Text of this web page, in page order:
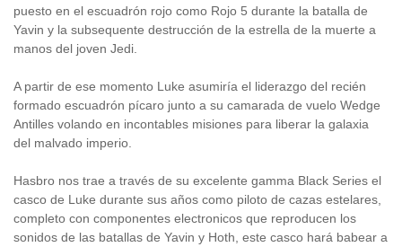
puesto en el escuadrón rojo como Rojo 5 durante la batalla de
Yavin y la subsequente destrucción de la estrella de la muerte a
manos del joven Jedi.
A partir de ese momento Luke asumiría el liderazgo del recién
formado escuadrón pícaro junto a su camarada de vuelo Wedge
Antilles volando en incontables misiones para liberar la galaxia
del malvado imperio.
Hasbro nos trae a través de su excelente gamma Black Series el
casco de Luke durante sus años como piloto de cazas estelares,
completo con componentes electronicos que reproducen los
sonidos de las batallas de Yavin y Hoth, este casco hará babear a